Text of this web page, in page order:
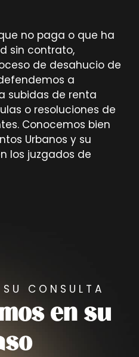
no paga o que ha
sin contrato,
de desahucio de
a
subidas de renta
o resoluciones de
Conocemos bien
Urbanos y su
los juzgados de
CONSULTA
en su